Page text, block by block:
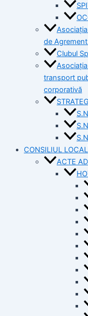
de
Clubul
transport
corporativă
CONSILIUL LOCAL
ACTE